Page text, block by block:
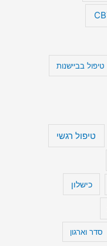
טיפול בביישנות
טיפול רגשי
כישלון
סדר וארגון